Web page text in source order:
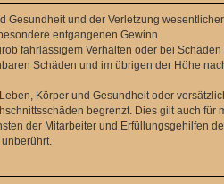
Gesundheit und der Verletzung
entgangenen Gewinn.
fahrlässigem Verhalten oder bei
Schäden und im übrigen der Höhe
Körper und Gesundheit oder
begrenzt. Dies gilt auch
der Mitarbeiter und Erfüllungsgehilfen